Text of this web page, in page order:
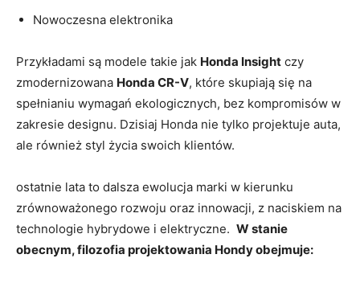
Nowoczesna elektronika
Przykładami są modele takie jak‌ Honda Insight czy
zmodernizowana Honda ⁣CR-V, które skupiają⁣ się na
spełnianiu wymagań ekologicznych, bez kompromisów w
zakresie designu. Dzisiaj Honda nie tylko projektuje‍ auta,⁤
ale‌ również⁤ styl życia swoich klientów.
ostatnie lata to dalsza ⁢ewolucja marki w kierunku
zrównoważonego rozwoju oraz innowacji, z naciskiem na
‌technologie hybrydowe i elektryczne. ⁢ W stanie
obecnym,​ filozofia projektowania Hondy obejmuje: